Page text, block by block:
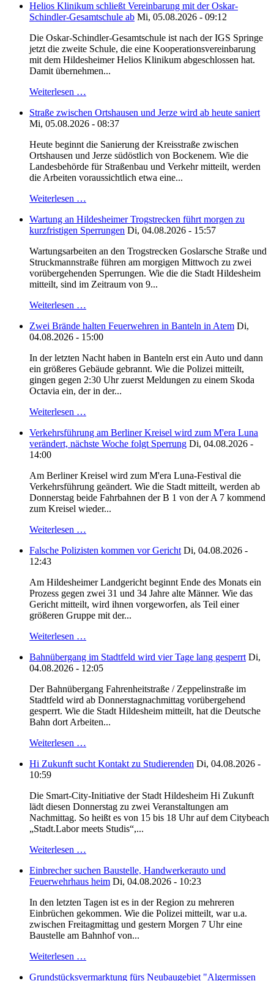
Helios Klinikum schließt Vereinbarung mit der Oskar-
Schindler-Gesamtschule ab Mi, 05.08.2026 - 09:12
Die Oskar-Schindler-Gesamtschule ist nach der IGS Springe
jetzt die zweite Schule, die eine Kooperationsvereinbarung
mit dem Hildesheimer Helios Klinikum abgeschlossen hat.
Damit übernehmen...
Weiterlesen …
Straße zwischen Ortshausen und Jerze wird ab heute saniert
Mi, 05.08.2026 - 08:37
Heute beginnt die Sanierung der Kreisstraße zwischen
Ortshausen und Jerze südöstlich von Bockenem. Wie die
Landesbehörde für Straßenbau und Verkehr mitteilt, werden
die Arbeiten voraussichtlich etwa eine...
Weiterlesen …
Wartung an Hildesheimer Trogstrecken führt morgen zu
kurzfristigen Sperrungen Di, 04.08.2026 - 15:57
Wartungsarbeiten an den Trogstrecken Goslarsche Straße und
Struckmannstraße führen am morgigen Mittwoch zu zwei
vorübergehenden Sperrungen. Wie die die Stadt Hildesheim
mitteilt, sind im Zeitraum von 9...
Weiterlesen …
Zwei Brände halten Feuerwehren in Banteln in Atem Di,
04.08.2026 - 15:00
In der letzten Nacht haben in Banteln erst ein Auto und dann
ein größeres Gebäude gebrannt. Wie die Polizei mitteilt,
gingen gegen 2:30 Uhr zuerst Meldungen zu einem Skoda
Octavia ein, der in der...
Weiterlesen …
Verkehrsführung am Berliner Kreisel wird zum M'era Luna
verändert, nächste Woche folgt Sperrung Di, 04.08.2026 -
14:00
Am Berliner Kreisel wird zum M'era Luna-Festival die
Verkehrsführung geändert. Wie die Stadt mitteilt, werden ab
Donnerstag beide Fahrbahnen der B 1 von der A 7 kommend
zum Kreisel wieder...
Weiterlesen …
Falsche Polizisten kommen vor Gericht Di, 04.08.2026 -
12:43
Am Hildesheimer Landgericht beginnt Ende des Monats ein
Prozess gegen zwei 31 und 34 Jahre alte Männer. Wie das
Gericht mitteilt, wird ihnen vorgeworfen, als Teil einer
größeren Gruppe mit der...
Weiterlesen …
Bahnübergang im Stadtfeld wird vier Tage lang gesperrt Di,
04.08.2026 - 12:05
Der Bahnübergang Fahrenheitstraße / Zeppelinstraße im
Stadtfeld wird ab Donnerstagnachmittag vorübergehend
gesperrt. Wie die Stadt Hildesheim mitteilt, hat die Deutsche
Bahn dort Arbeiten...
Weiterlesen …
Hi Zukunft sucht Kontakt zu Studierenden Di, 04.08.2026 -
10:59
Die Smart-City-Initiative der Stadt Hildesheim Hi Zukunft
lädt diesen Donnerstag zu zwei Veranstaltungen am
Nachmittag. So heißt es von 15 bis 18 Uhr auf dem Citybeach
„Stadt.Labor meets Studis“,...
Weiterlesen …
Einbrecher suchen Baustelle, Handwerkerauto und
Feuerwehrhaus heim Di, 04.08.2026 - 10:23
In den letzten Tagen ist es in der Region zu mehreren
Einbrüchen gekommen. Wie die Polizei mitteilt, war u.a.
zwischen Freitagmittag und gestern Morgen 7 Uhr eine
Baustelle am Bahnhof von...
Weiterlesen …
Grundstücksvermarktung fürs Neubaugebiet "Algermissen